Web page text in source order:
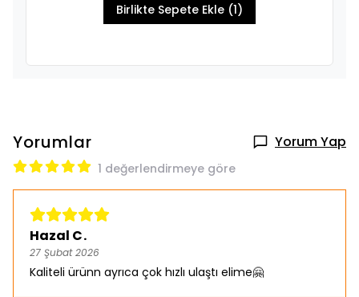
Birlikte Sepete Ekle (1)
Yorumlar Yorum Yap
1 değerlendirmeye göre
Hazal C.
27 Şubat 2026
Kaliteli ürünn ayrıca çok hızlı ulaştı elime🤗